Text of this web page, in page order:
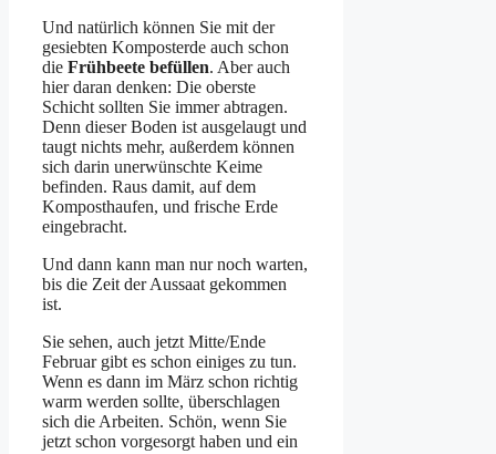
Und natürlich können Sie mit der
gesiebten Komposterde auch schon
die Frühbeete befüllen. Aber auch
hier daran denken: Die oberste
Schicht sollten Sie immer abtragen.
Denn dieser Boden ist ausgelaugt und
taugt nichts mehr, außerdem können
sich darin unerwünschte Keime
befinden. Raus damit, auf dem
Komposthaufen, und frische Erde
eingebracht.
Und dann kann man nur noch warten,
bis die Zeit der Aussaat gekommen
ist.
Sie sehen, auch jetzt Mitte/Ende
Februar gibt es schon einiges zu tun.
Wenn es dann im März schon richtig
warm werden sollte, überschlagen
sich die Arbeiten. Schön, wenn Sie
jetzt schon vorgesorgt haben und ein